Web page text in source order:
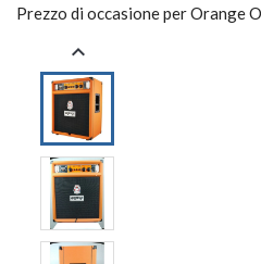
Prezzo di occasione per Orange
